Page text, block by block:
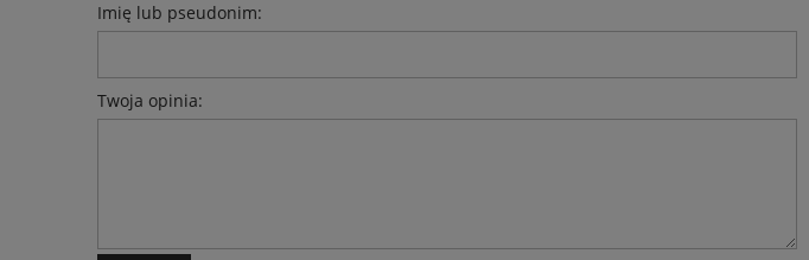
Imię lub pseudonim:
Twoja opinia: